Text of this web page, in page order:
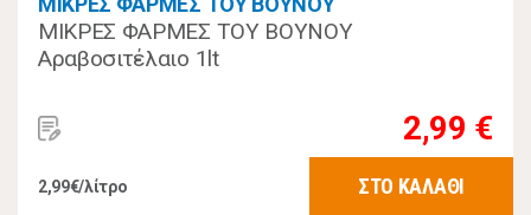
ΜΙΚΡΕΣ ΦΑΡΜΕΣ ΤΟΥ ΒΟΥΝΟΥ
Αραβοσιτέλαιο 1lt
2,99 €
2,99€/λίτρο ΣΤΟ ΚΑΛΑΘΙ